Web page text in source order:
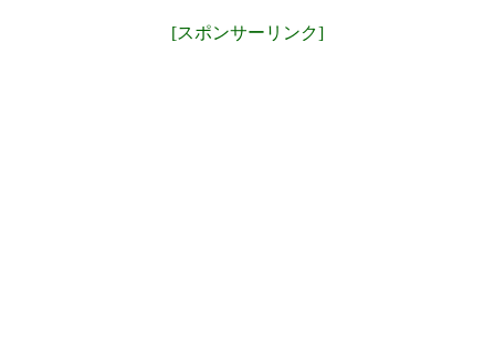
[スポンサーリンク]